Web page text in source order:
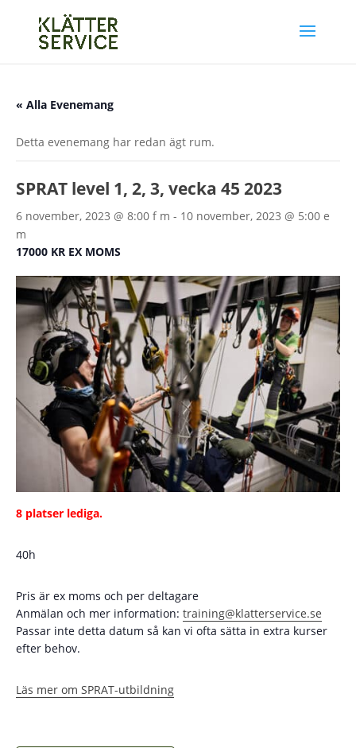
« Alla Evenemang
Detta evenemang har redan ägt rum.
SPRAT level 1, 2, 3, vecka 45 2023
6 november, 2023 @ 8:00 f m - 10 november, 2023 @ 5:00 e
m
17000 KR EX MOMS
8 platser lediga.
40h
Pris är ex moms och per deltagare
Anmälan och mer information: training@klatterservice.se
Passar inte detta datum så kan vi ofta sätta in extra kurser
efter behov.
Läs mer om SPRAT-utbildning